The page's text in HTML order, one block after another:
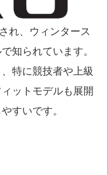
れ、ウィンタース
知られています。
特に競技者や上級
ットモデルも展開
すいです。